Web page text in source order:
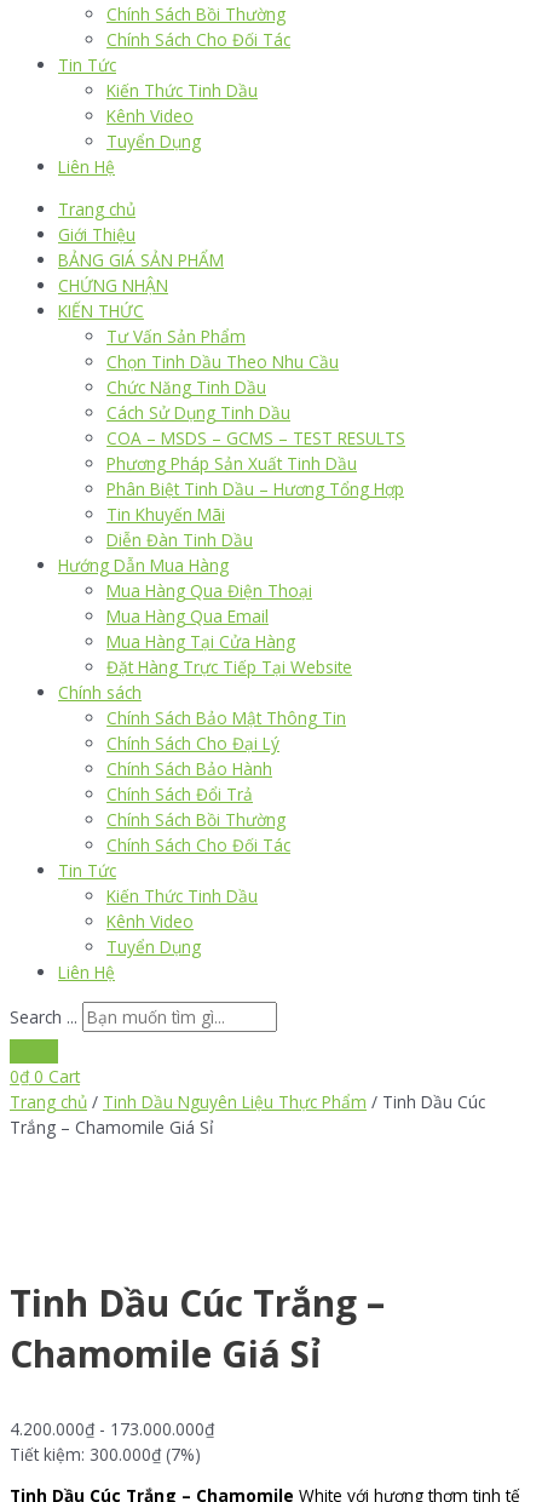
Chính Sách Bồi Thường
Chính Sách Cho Đối Tác
Tin Tức
Kiến Thức Tinh Dầu
Kênh Video
Tuyển Dụng
Liên Hệ
Trang chủ
Giới Thiệu
BẢNG GIÁ SẢN PHẨM
CHỨNG NHẬN
KIẾN THỨC
Tư Vấn Sản Phẩm
Chọn Tinh Dầu Theo Nhu Cầu
Chức Năng Tinh Dầu
Cách Sử Dụng Tinh Dầu
COA – MSDS – GCMS – TEST RESULTS
Phương Pháp Sản Xuất Tinh Dầu
Phân Biệt Tinh Dầu – Hương Tổng Hợp
Tin Khuyến Mãi
Diễn Đàn Tinh Dầu
Hướng Dẫn Mua Hàng
Mua Hàng Qua Điện Thoại
Mua Hàng Qua Email
Mua Hàng Tại Cửa Hàng
Đặt Hàng Trực Tiếp Tại Website
Chính sách
Chính Sách Bảo Mật Thông Tin
Chính Sách Cho Đại Lý
Chính Sách Bảo Hành
Chính Sách Đổi Trả
Chính Sách Bồi Thường
Chính Sách Cho Đối Tác
Tin Tức
Kiến Thức Tinh Dầu
Kênh Video
Tuyển Dụng
Liên Hệ
Search ...
0₫ 0 Cart
Trang chủ / Tinh Dầu Nguyên Liệu Thực Phẩm / Tinh Dầu Cúc
Trắng – Chamomile Giá Sỉ
Tinh Dầu Cúc Trắng –
Chamomile Giá Sỉ
4.200.000₫- 173.000.000₫
Tiết kiệm: 300.000₫ (7%)
Tinh Dầu Cúc Trắng – Chamomile White với hương thơm tinh tế